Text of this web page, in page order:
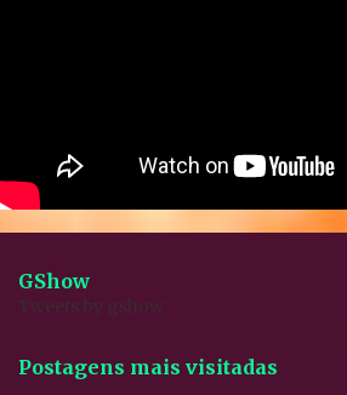
GShow
Tweets by gshow
Postagens mais visitadas